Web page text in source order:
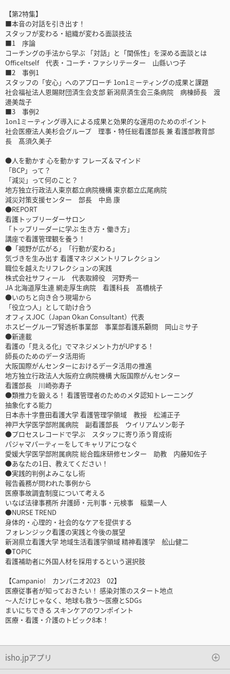
【第2特集】
■本音の対話を引き出す！
スタッフが変わる・組織が変わる面談技法
■1 序論
コーチングの手法から学ぶ 「対話」と「関係性」を深める面談とは
OfficeItself 代表・コーチ・ファシリテーター 山縣いつ子
■2 事例1
スタッフの「安心」へのアプローチ 1on1ミーティングの成果と課題
社会福祉法人恩賜財団済生会支部 新潟県済生会三条病院 病棟師長 渡
邊美哉子
■3 事例2
1on1ミーティング導入による成果と効果的な運用のためのポイント
社会医療法人美杉会グループ 理事・特任総看護部長 兼 看護部教育部
長 髙須久美子
●人を動かす 心を動かす フレーズ＆マインド
「BCP」って？
「減災」って何のこと？
地方独立行政法人東京都立病院機構 東京都立広尾病院
減災対策支援センター 部長 中島 康
●REPORT
看護トップリーダーサロン
「トップリーダーに学ぶ 生き方・働き方」
講座で看護管理観を養う！
●「視野が広がる」「行動が変わる」
気づきを生み出す 看護マネジメントリフレクション
職位を越えたリフレクションの実践
株式会社サフィール 代表取締役 河野秀一
JA 北海道厚生連 網走厚生病院 看護科長 髙橋桃子
●いのちと向き合う現場から
「役立つ人」として助け合う
オフィスJOC（Japan Okan Consultant）代表
ホスピーグループ腎透析事業部 事業部看護系顧問 岡山ミサ子
●新連載
看護の「見える化」でマネジメント力がUPする！
師長のためのデータ活用術
大阪国際がんセンターにおけるデータ活用の推進
地方独立行政法人大阪府立病院機構 大阪国際がんセンター
看護部長 川崎弥寿子
●類推力を鍛える！ 看護管理者のためのメタ認知トレーニング
抽象化する能力
日本赤十字豊田看護大学 看護管理学領域 教授 松浦正子
神戸大学医学部附属病院 副看護部長 ウイリアムソン彰子
●プロセスレコードで学ぶ スタッフに寄り添う育成術
パジャマパーティーをしてキャリアにつなぐ
愛媛大学医学部附属病院 総合臨床研修センター 助教 内藤知佐子
●あなたの1日、教えてください！
●実践的判例よみこなし術
報告義務が問われた事例から
医療事故調査制度について考える
いなば法律事務所 弁護師・元判事・元検事 稲葉一人
●NURSE TREND
身体的・心理的・社会的なケアを提供する
フォレンジック看護の実践と今後の展望
新潟県立看護大学 地域生活看護学領域 精神看護学 舩山健二
●TOPIC
看護補助者に外国人材を採用するという選択肢
【Campanio! カンパニオ2023 02】
医療従事者が知っておきたい！ 感染対策のスタート地点
～人だけじゃなく、地球も救う～医療とSDGs
まいにちできる スキンケアのワンポイント
医療・看護・介護のトピック8本！
isho.jpアプリ